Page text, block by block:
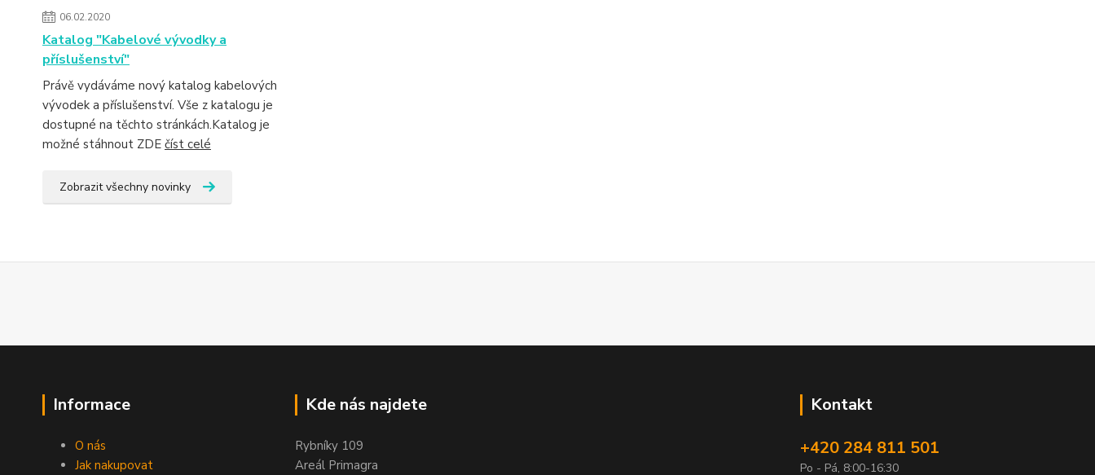
06.02.2020
Katalog "Kabelové vývodky a
příslušenství"
Právě vydáváme nový katalog kabelových
vývodek a příslušenství. Vše z katalogu je
dostupné na těchto stránkách.Katalog je
možné stáhnout ZDE číst celé
Zobrazit všechny novinky
Informace
O nás
Jak nakupovat
Kde nás najdete
Rybníky 109
Areál Primagra
Kontakt
+420 284 811 501
Po - Pá, 8:00-16:30